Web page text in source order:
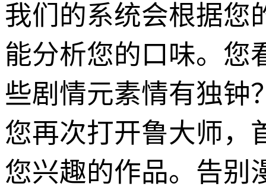
我们的系统会根据您
能分析您的口味。您
些剧情元素情有独钟
您再次打开鲁大师，
您兴趣的作品。告别